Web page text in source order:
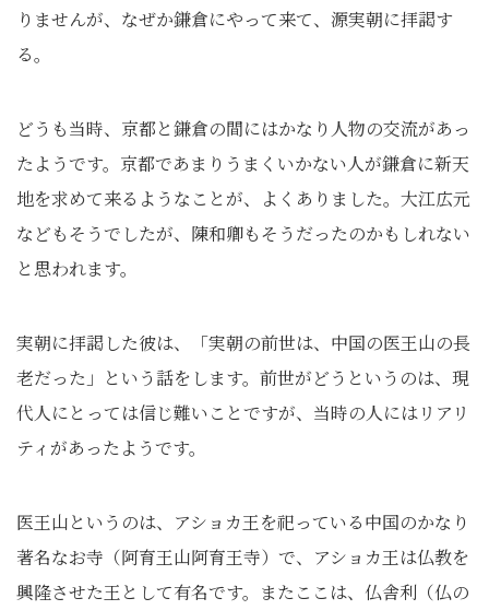
りませんが、なぜか鎌倉にやって来て、源実朝に拝謁す
る。
どうも当時、京都と鎌倉の間にはかなり人物の交流があっ
たようです。京都であまりうまくいかない人が鎌倉に新天
地を求めて来るようなことが、よくありました。大江広元
などもそうでしたが、陳和卿もそうだったのかもしれない
と思われます。
実朝に拝謁した彼は、「実朝の前世は、中国の医王山の長
老だった」という話をします。前世がどうというのは、現
代人にとっては信じ難いことですが、当時の人にはリアリ
ティがあったようです。
医王山というのは、アショカ王を祀っている中国のかなり
著名なお寺（阿育王山阿育王寺）で、アショカ王は仏教を
興隆させた王として有名です。またここは、仏舎利（仏の